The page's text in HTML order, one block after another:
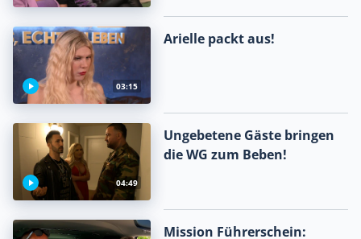
03:15
Arielle packt aus!
04:49
Ungebetene Gäste bringen
die WG zum Beben!
Mission Führerschein: